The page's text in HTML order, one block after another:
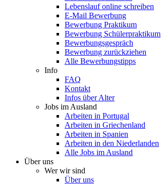
Lebenslauf online schreiben
E-Mail Bewerbung
Bewerbung Praktikum
Bewerbung Schülerpraktikum
Bewerbungsgespräch
Bewerbung zurückziehen
Alle Bewerbungstipps
Info
FAQ
Kontakt
Infos über Alter
Jobs im Ausland
Arbeiten in Portugal
Arbeiten in Griechenland
Arbeiten in Spanien
Arbeiten in den Niederlanden
Alle Jobs im Ausland
Über uns
Wer wir sind
Über uns